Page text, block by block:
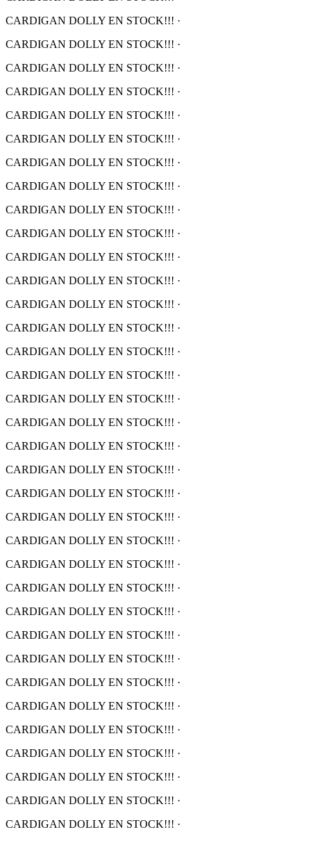
CARDIGAN DOLLY EN STOCK!!! ·
CARDIGAN DOLLY EN STOCK!!! ·
CARDIGAN DOLLY EN STOCK!!! ·
CARDIGAN DOLLY EN STOCK!!! ·
CARDIGAN DOLLY EN STOCK!!! ·
CARDIGAN DOLLY EN STOCK!!! ·
CARDIGAN DOLLY EN STOCK!!! ·
CARDIGAN DOLLY EN STOCK!!! ·
CARDIGAN DOLLY EN STOCK!!! ·
CARDIGAN DOLLY EN STOCK!!! ·
CARDIGAN DOLLY EN STOCK!!! ·
CARDIGAN DOLLY EN STOCK!!! ·
CARDIGAN DOLLY EN STOCK!!! ·
CARDIGAN DOLLY EN STOCK!!! ·
CARDIGAN DOLLY EN STOCK!!! ·
CARDIGAN DOLLY EN STOCK!!! ·
CARDIGAN DOLLY EN STOCK!!! ·
CARDIGAN DOLLY EN STOCK!!! ·
CARDIGAN DOLLY EN STOCK!!! ·
CARDIGAN DOLLY EN STOCK!!! ·
CARDIGAN DOLLY EN STOCK!!! ·
CARDIGAN DOLLY EN STOCK!!! ·
CARDIGAN DOLLY EN STOCK!!! ·
CARDIGAN DOLLY EN STOCK!!! ·
CARDIGAN DOLLY EN STOCK!!! ·
CARDIGAN DOLLY EN STOCK!!! ·
CARDIGAN DOLLY EN STOCK!!! ·
CARDIGAN DOLLY EN STOCK!!! ·
CARDIGAN DOLLY EN STOCK!!! ·
CARDIGAN DOLLY EN STOCK!!! ·
CARDIGAN DOLLY EN STOCK!!! ·
CARDIGAN DOLLY EN STOCK!!! ·
CARDIGAN DOLLY EN STOCK!!! ·
CARDIGAN DOLLY EN STOCK!!! ·
CARDIGAN DOLLY EN STOCK!!! ·